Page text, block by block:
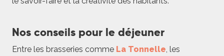
Nos conseils pour le déjeuner
Entre les brasseries comme La Tonnelle, les